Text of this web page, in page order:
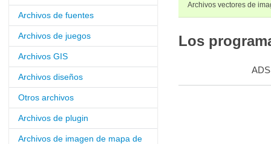
Archivos de fuentes
Archivos de juegos
Archivos GIS
Archivos diseños
Otros archivos
Archivos de plugin
Archivos de imagen de mapa de
Archivos vectores de
Los
ADS